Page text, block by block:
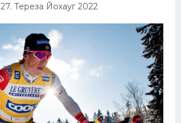
27. Тереза Йохауг 2022